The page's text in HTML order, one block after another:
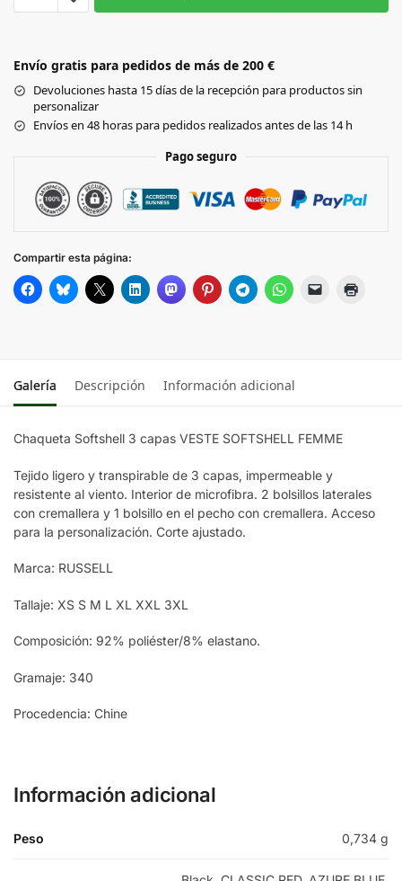
Envío gratis para pedidos de más de 200 €
Devoluciones hasta 15 días de la recepción para productos sin
personalizar
Envíos en 48 horas para pedidos realizados antes de las 14 h
Pago seguro
Compartir esta página:
Galería Descripción Información adicional
Chaqueta Softshell 3 capas VESTE SOFTSHELL FEMME
Tejido ligero y transpirable de 3 capas, impermeable y
resistente al viento. Interior de microfibra. 2 bolsillos laterales
con cremallera y 1 bolsillo en el pecho con cremallera. Acceso
para la personalización. Corte ajustado.
Marca: RUSSELL
Tallaje: XS S M L XL XXL 3XL
Composición: 92% poliéster/8% elastano.
Gramaje: 340
Procedencia: Chine
Información adicional
Peso 0,734 g